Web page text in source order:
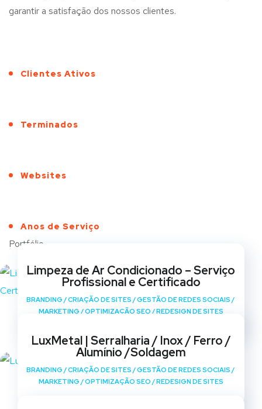
garantir a satisfação dos nossos clientes.
Clientes Ativos
Terminados
Websites
Anos de Serviço
Portfólio
Limpeza de Ar Condicionado – Serviço
Profissional e Certificado
BRANDING /CRIAÇÃO DE SITES /GESTÃO DE REDES SOCIAIS /
MARKETING /OPTIMIZAÇÃO SEO /REDESIGN DE SITES
LuxMetal | Serralharia / Inox / Ferro /
Alumínio /Soldagem
BRANDING /CRIAÇÃO DE SITES /GESTÃO DE REDES SOCIAIS /
MARKETING /OPTIMIZAÇÃO SEO /REDESIGN DE SITES